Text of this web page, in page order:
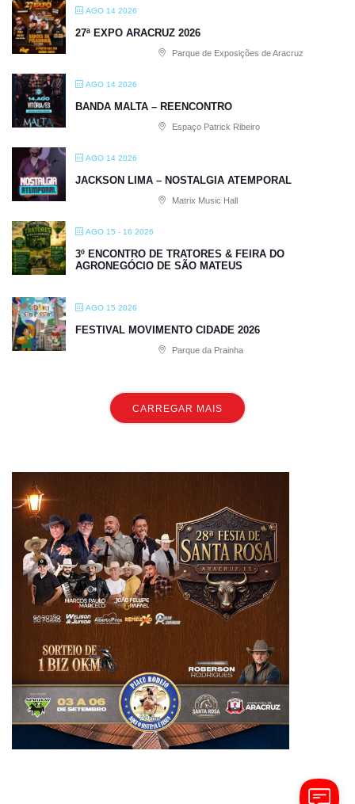
AGO 14 2026
27ª EXPO ARACRUZ 2026
Parque de Exposições de Aracruz
AGO 14 2026
BANDA MALTA – REENCONTRO
Espaço Patrick Ribeiro
AGO 14 2026
JACKSON LIMA – NOSTALGIA ATEMPORAL
Matrix Music Hall
AGO 15 - 16 2026
3º ENCONTRO DE TRATORES & FEIRA DO
AGRONEGÓCIO DE SÃO MATEUS
AGO 15 2026
FESTIVAL MOVIMENTO CIDADE 2026
Parque da Prainha
CARREGAR MAIS